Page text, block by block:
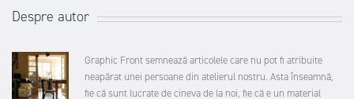
Despre autor
Graphic Front semnează articolele care nu pot fi atribuite
neapărat unei persoane din atelierul nostru. Asta înseamnă,
fie că sunt lucrate de cineva de la noi, fie că e un material